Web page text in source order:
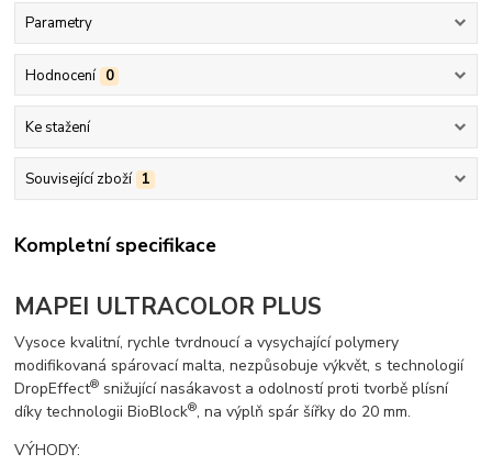
Parametry
Hodnocení 0
Ke stažení
Související zboží 1
Kompletní specifikace
MAPEI ULTRACOLOR PLUS
Vysoce kvalitní, rychle tvrdnoucí a vysychající polymery
modifikovaná spárovací malta, nezpůsobuje výkvět, s technologií
DropEffect® snižující nasákavost a odolností proti tvorbě plísní
díky technologii BioBlock®, na výplň spár šířky do 20 mm.
VÝHODY: